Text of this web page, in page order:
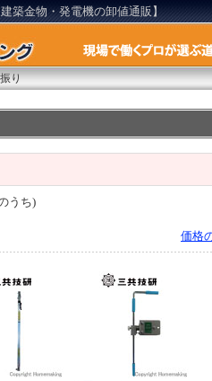
築金物・発電機の卸値通販】
り
うち)
価格